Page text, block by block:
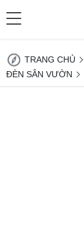
TRANG CHỦ
ĐÈN SÂN VƯỜN